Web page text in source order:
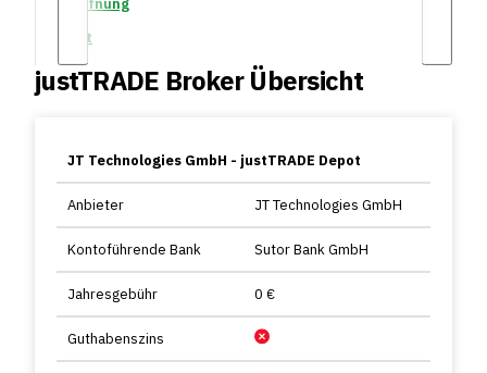
Eröffnung
Fazit
justTRADE Broker Übersicht
JT Technologies GmbH - justTRADE Depot
Anbieter JT Technologies GmbH
Kontoführende Bank Sutor Bank GmbH
Jahresgebühr 0 €
Guthabenszins